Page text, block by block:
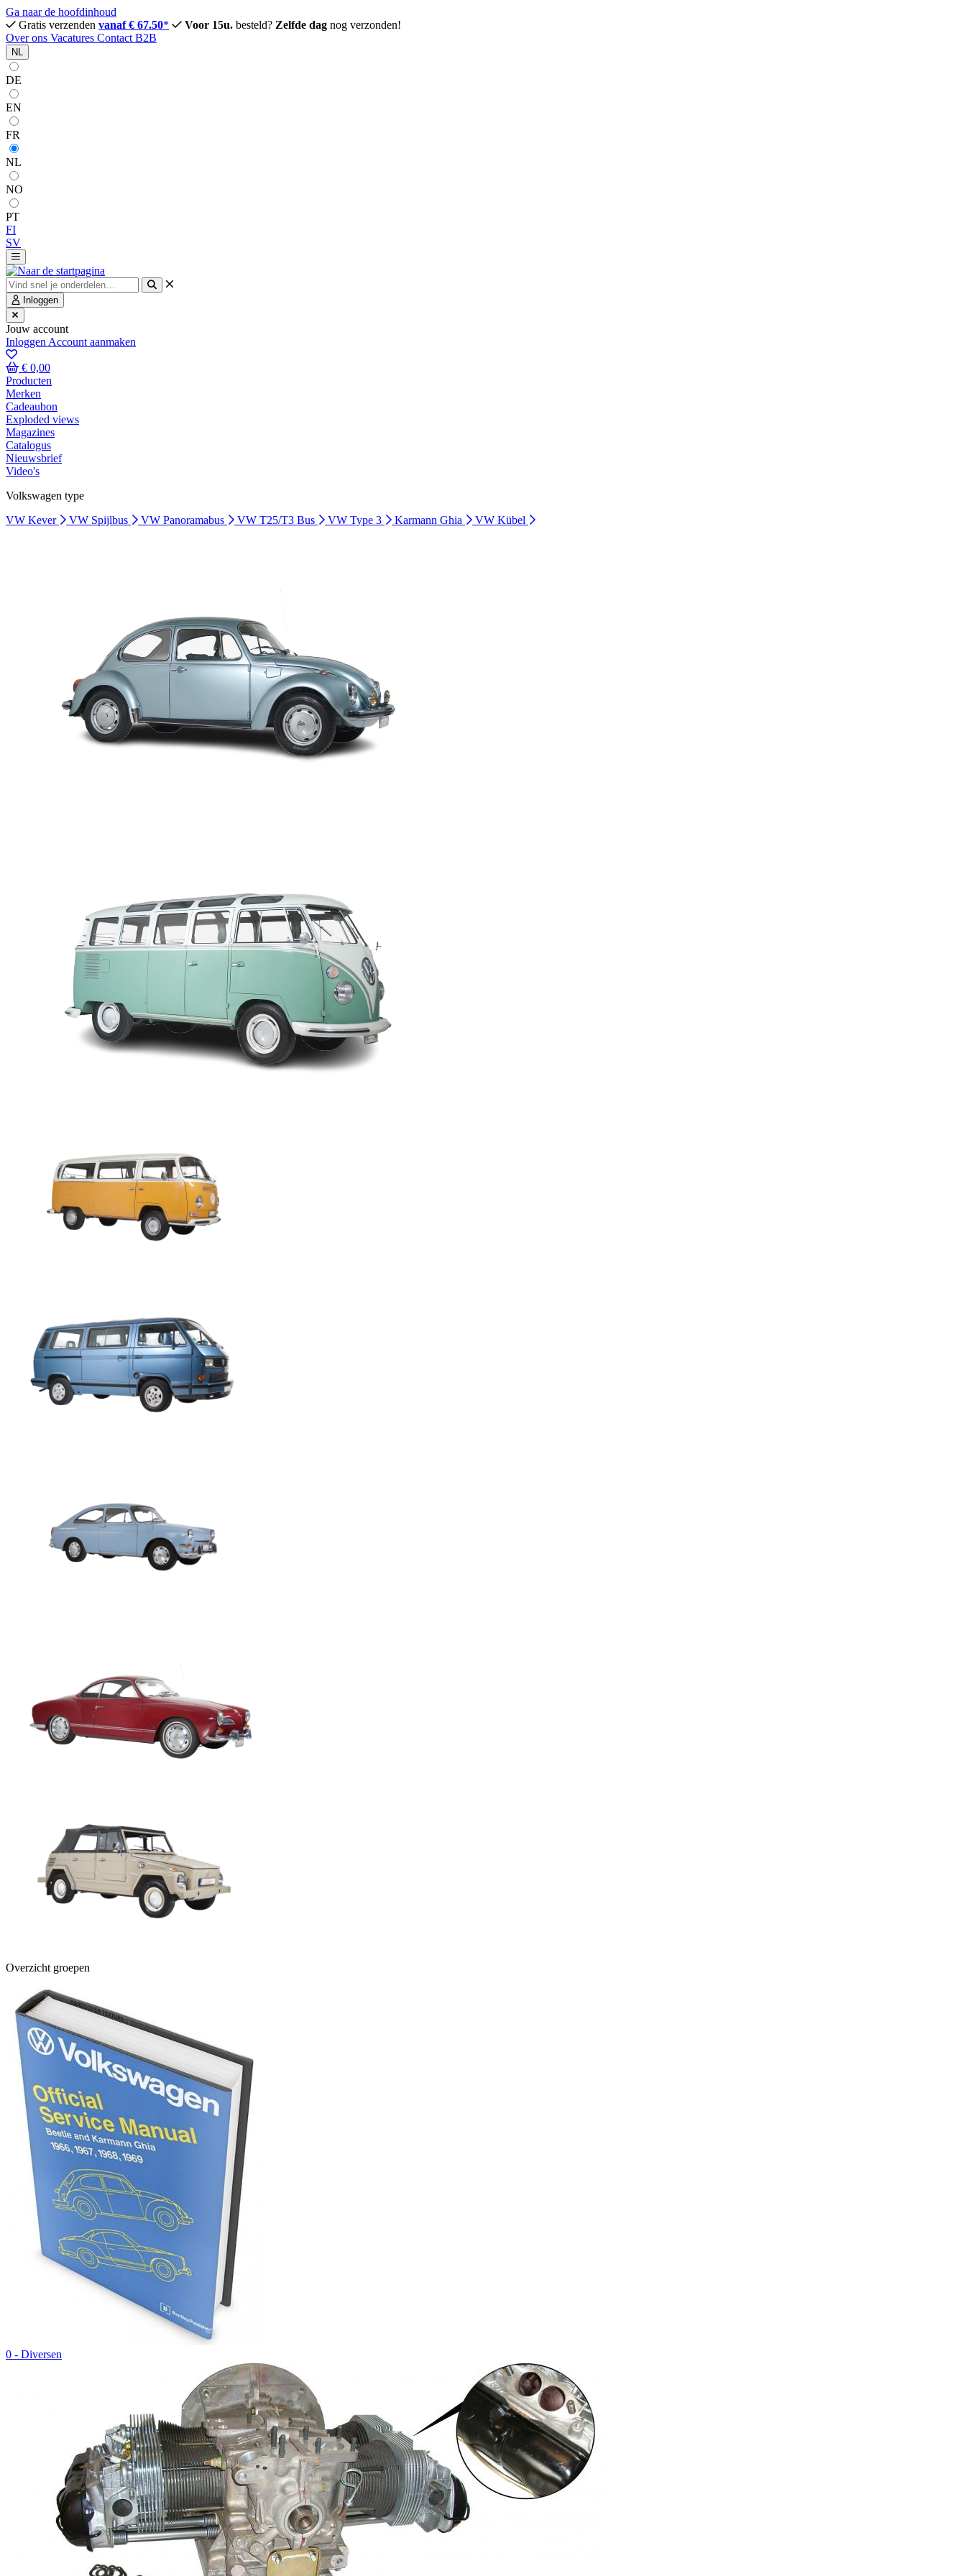
Ga naar de hoofdinhoud
Gratis verzenden vanaf € 67.50* Voor 15u. besteld? Zelfde dag nog verzonden!
Over ons Vacatures Contact B2B
NL
DE
EN
FR
NL
NO
PT
FI
SV
Inloggen
Jouw account
Inloggen Account aanmaken
€ 0,00
Producten
Merken
Cadeaubon
Exploded views
Magazines
Catalogus
Nieuwsbrief
Video's
Volkswagen type
VW Kever
VW Spijlbus VW Panoramabus VW T25/T3 Bus VW Type 3 Karmann Ghia VW Kübel
Overzicht groepen
0 - Diversen